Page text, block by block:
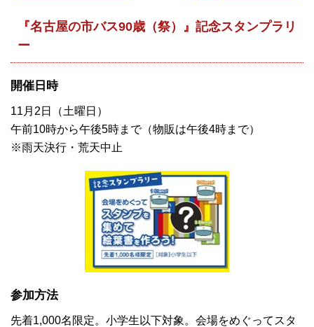
『名古屋の市バス90歳（祭）』記念スタンプラリ
ー
開催日時
11月2日（土曜日）
午前10時から午後5時まで（物販は午後4時まで）
※雨天決行・荒天中止
参加方法
先着1,000名限定。小学生以下対象。会場をめぐってスタ